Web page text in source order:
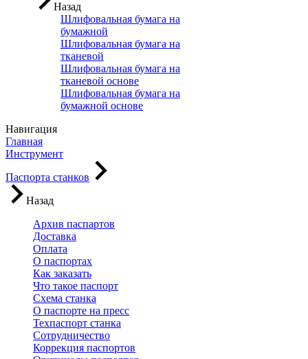
Назад
Шлифовальная бумага на
бумажной
Шлифовальная бумага на
тканевой
Шлифовальная бумага на
тканевой основе
Шлифовальная бумага на
бумажной основе
Навигация
Главная
Инструмент
Паспорта станков
Назад
Архив паспартов
Доставка
Оплата
О паспортах
Как заказать
Что такое паспорт
Схема станка
О паспорте на пресс
Техпаспорт станка
Сотрудничество
Коррекция паспортов